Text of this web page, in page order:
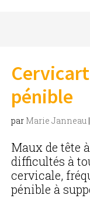
pénible
par Marie Janneau
Maux de tête
difficultés à
cervicale,
pénible à